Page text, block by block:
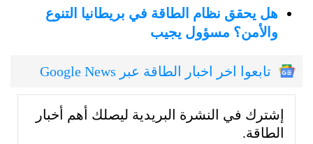
هل يحقق نظام الطاقة في بريطانيا التنوع
والأمن؟ مسؤول يجيب
تابعوا اخر اخبار الطاقة عبر Google News
إشترك في النشرة البريدية ليصلك أهم أخبار
الطاقة.